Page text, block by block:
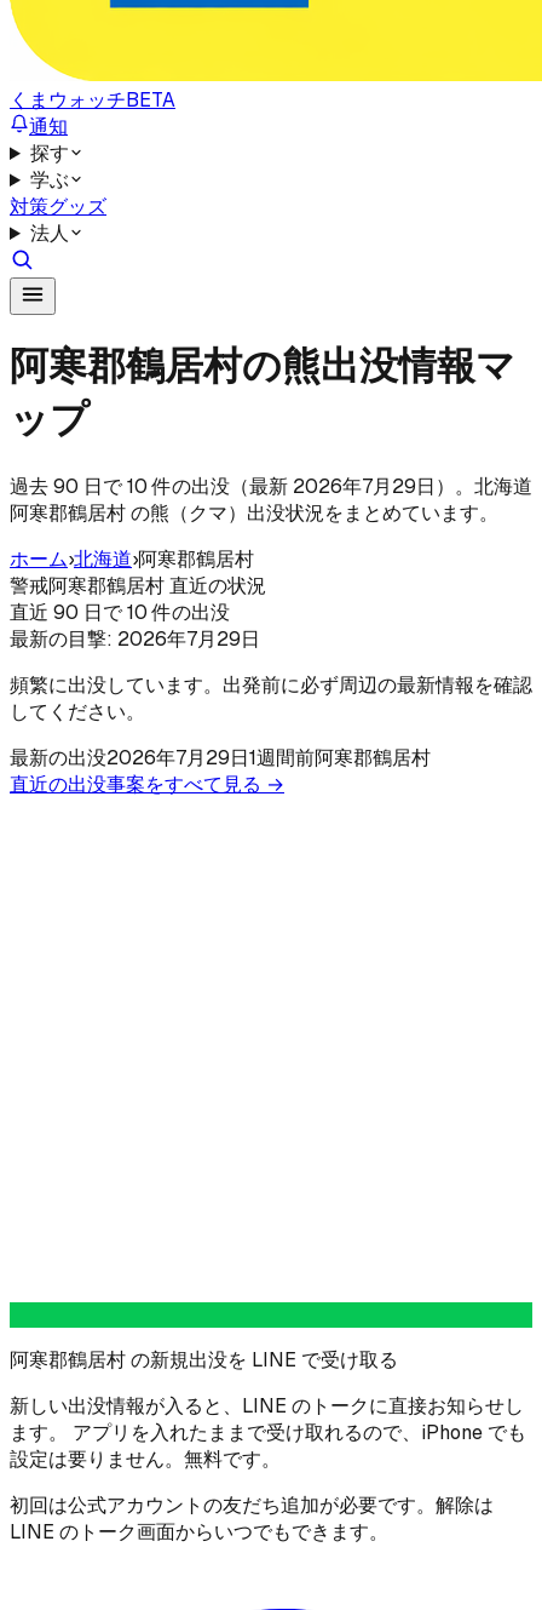
くまウォッチBETA
通知
探す
学ぶ
対策グッズ
法人
阿寒郡鶴居村の熊出没情報マ
ップ
過去 90 日で 10 件の出没（最新 2026年7月29日）。北海道
阿寒郡鶴居村 の熊（クマ）出没状況をまとめています。
ホーム›北海道›阿寒郡鶴居村
警戒阿寒郡鶴居村 直近の状況
直近 90 日で 10 件の出没
最新の目撃: 2026年7月29日
頻繁に出没しています。出発前に必ず周辺の最新情報を確認
してください。
最新の出没2026年7月29日1週間前阿寒郡鶴居村
直近の出没事案をすべて見る →
阿寒郡鶴居村 の新規出没を LINE で受け取る
新しい出没情報が入ると、LINE のトークに直接お知らせし
ます。 アプリを入れたままで受け取れるので、iPhone でも
設定は要りません。無料です。
初回は公式アカウントの友だち追加が必要です。解除は
LINE のトーク画面からいつでもできます。